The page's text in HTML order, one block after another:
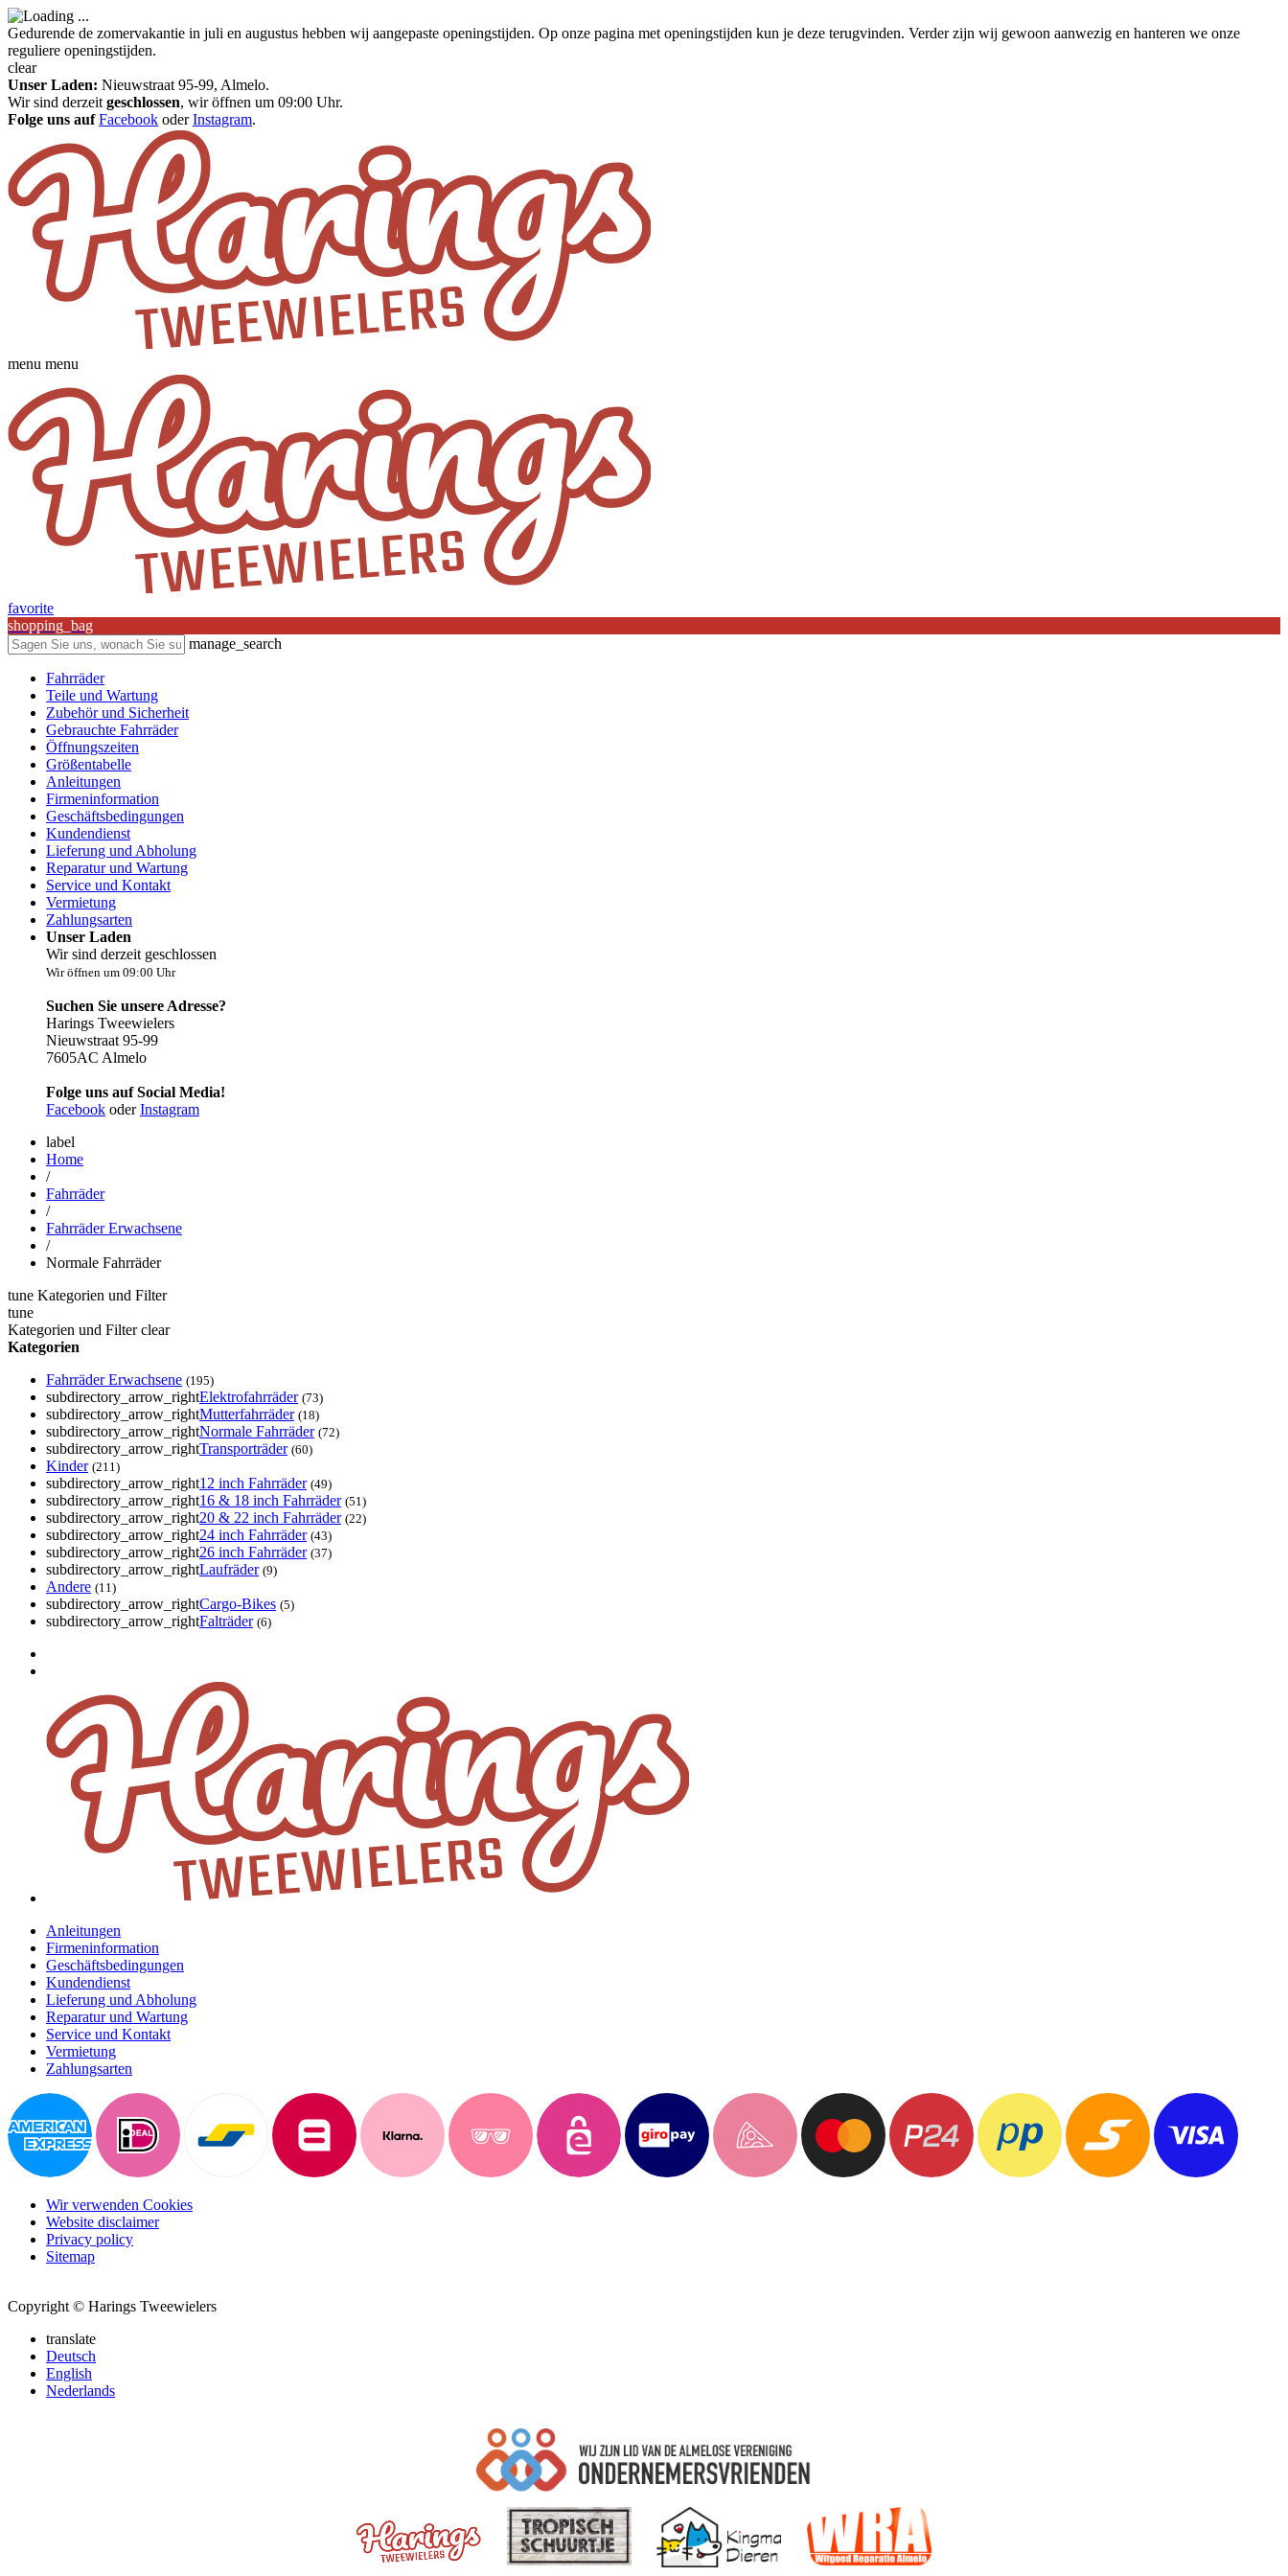
Gedurende de zomervakantie in juli en augustus hebben wij aangepaste openingstijden. Op onze pagina met openingstijden kun je deze terugvinden. Verder zijn wij gewoon aanwezig en hanteren we onze
reguliere openingstijden.
clear
Unser Laden: Nieuwstraat 95-99, Almelo.
Wir sind derzeit geschlossen, wir öffnen um 09:00 Uhr.
Folge uns aufFacebook oderInstagram.
menu menu
favorite
shopping_bag
manage_search
Fahrräder
Teile und Wartung
Zubehör und Sicherheit
Gebrauchte Fahrräder
Öffnungszeiten
Größentabelle
Anleitungen
Firmeninformation
Geschäftsbedingungen
Kundendienst
Lieferung und Abholung
Reparatur und Wartung
Service und Kontakt
Vermietung
Zahlungsarten
Unser Laden
Wir sind derzeit geschlossen
Wir öffnen um 09:00 Uhr
Suchen Sie unsere Adresse?
Harings Tweewielers
Nieuwstraat 95-99
7605AC Almelo
Folge uns auf Social Media!
Facebook oderInstagram
label
Home
/
Fahrräder
/
Fahrräder Erwachsene
/
Normale Fahrräder
tune Kategorien und Filter
tune
Kategorien und Filterclear
Kategorien
Fahrräder Erwachsene (195)
subdirectory_arrow_rightElektrofahrräder (73)
subdirectory_arrow_rightMutterfahrräder (18)
subdirectory_arrow_rightNormale Fahrräder (72)
subdirectory_arrow_rightTransporträder (60)
Kinder (211)
subdirectory_arrow_right12 inch Fahrräder (49)
subdirectory_arrow_right16 & 18 inch Fahrräder (51)
subdirectory_arrow_right20 & 22 inch Fahrräder (22)
subdirectory_arrow_right24 inch Fahrräder (43)
subdirectory_arrow_right26 inch Fahrräder (37)
subdirectory_arrow_rightLaufräder (9)
Andere (11)
subdirectory_arrow_rightCargo-Bikes (5)
subdirectory_arrow_rightFalträder (6)
Anleitungen
Firmeninformation
Geschäftsbedingungen
Kundendienst
Lieferung und Abholung
Reparatur und Wartung
Service und Kontakt
Vermietung
Zahlungsarten
Wir verwenden Cookies
Website disclaimer
Privacy policy
Sitemap
Copyright © Harings Tweewielers
translate
Deutsch
English
Nederlands